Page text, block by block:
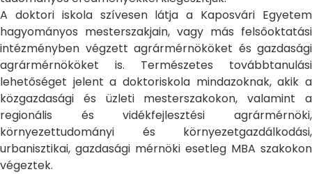
A doktori iskola szívesen látja a Kaposvári Egyetem
hagyományos mesterszakjain, vagy más felsőoktatási
intézményben végzett agrármérnököket és gazdasági
agrármérnököket is. Természetes továbbtanulási
lehetőséget jelent a doktoriskola mindazoknak, akik a
közgazdasági és üzleti mesterszakokon, valamint a
regionális és vidékfejlesztési agrármérnöki,
környezettudományi és környezetgazdálkodási,
urbanisztikai, gazdasági mérnöki esetleg MBA szakokon
végeztek.